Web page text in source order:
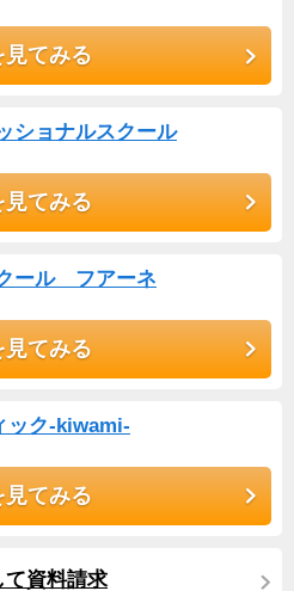
見てみる
ショナルスクール
見てみる
ール フアーネ
見てみる
ック-kiwami-
見てみる
て資料請求